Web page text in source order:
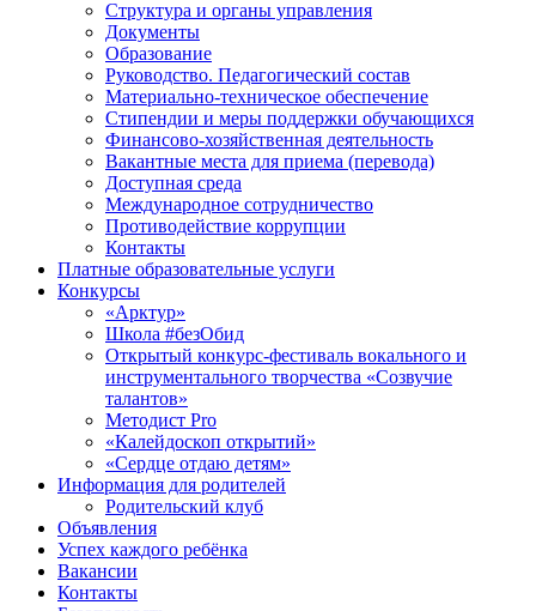
Структура и органы управления
Документы
Образование
Руководство. Педагогический состав
Материально-техническое обеспечение
Стипендии и меры поддержки обучающихся
Финансово-хозяйственная деятельность
Вакантные места для приема (перевода)
Доступная среда
Международное сотрудничество
Противодействие коррупции
Контакты
Платные образовательные услуги
Конкурсы
«Арктур»
Школа #безОбид
Открытый конкурс-фестиваль вокального и
инструментального творчества «Созвучие
талантов»
Методист Pro
«Калейдоскоп открытий»
«Сердце отдаю детям»
Информация для родителей
Родительский клуб
Объявления
Успех каждого ребёнка
Вакансии
Контакты